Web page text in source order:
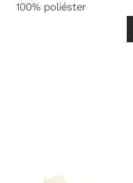
100% poliéster